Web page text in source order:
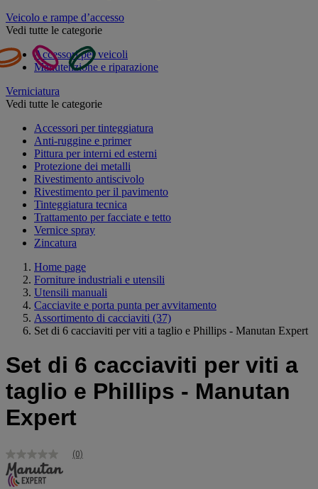
Veicolo e rampe d’accesso
Vedi tutte le categorie
Accessori per veicoli
Manutenzione e riparazione
Verniciatura
Vedi tutte le categorie
Accessori per tinteggiatura
Anti-ruggine e primer
Pittura per interni ed esterni
Protezione dei metalli
Rivestimento antiscivolo
Rivestimento per il pavimento
Tinteggiatura tecnica
Trattamento per facciate e tetto
Vernice spray
Zincatura
Home page
Forniture industriali e utensili
Utensili manuali
Cacciavite e porta punta per avvitamento
Assortimento di cacciaviti (37)
Set di 6 cacciaviti per viti a taglio e Phillips - Manutan Expert
Set di 6 cacciaviti per viti a
taglio e Phillips - Manutan
Expert
Nessuna
valutazione
Stesso
(0)